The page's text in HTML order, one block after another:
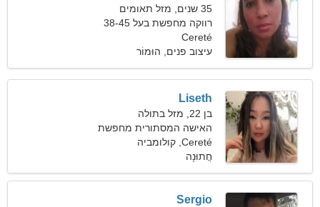
35 שנים, מזל תאומים
רווקה מחפשת בעל 38-45
Cereté
עיצוב פנים, הוּמוֹר
Liseth
בן 22, מזל בתולה
האישה המסתורית מחפשת
מערכת יחסים מתמשכת
Cereté, קולומביה
חֲתוּנָה
Sergio